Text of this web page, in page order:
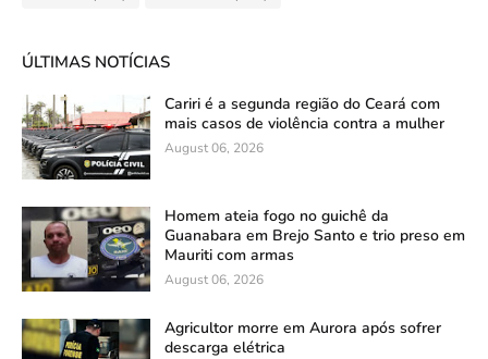
ÚLTIMAS NOTÍCIAS
Cariri é a segunda região do Ceará com
mais casos de violência contra a mulher
August 06, 2026
Homem ateia fogo no guichê da
Guanabara em Brejo Santo e trio preso em
Mauriti com armas
August 06, 2026
Agricultor morre em Aurora após sofrer
descarga elétrica